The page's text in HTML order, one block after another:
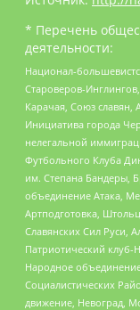
* Перечень
деятельности:
Национал-
Староверов-
Карачая, Союз славян,
Инициатива города
нелегальной
Футбольного Клуба
им. Степана Бандеры,
объединение Атака,
Артподготовка,
Славянских Сил Руси,
Патриотический
Народное
Социалистических
движение, Невоград,